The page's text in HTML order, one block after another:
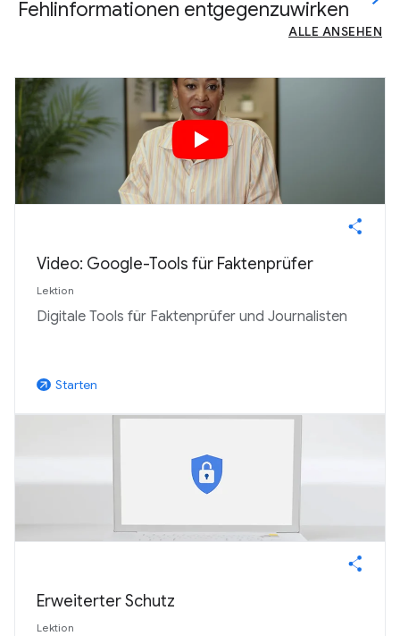
Fehlinformationen entgegenzuwirken
ALLE ANSEHEN
Video: Google-Tools für Faktenprüfer
Lektion
Digitale Tools für Faktenprüfer und Journalisten
arrow_outward Starten
Erweiterter Schutz
Lektion